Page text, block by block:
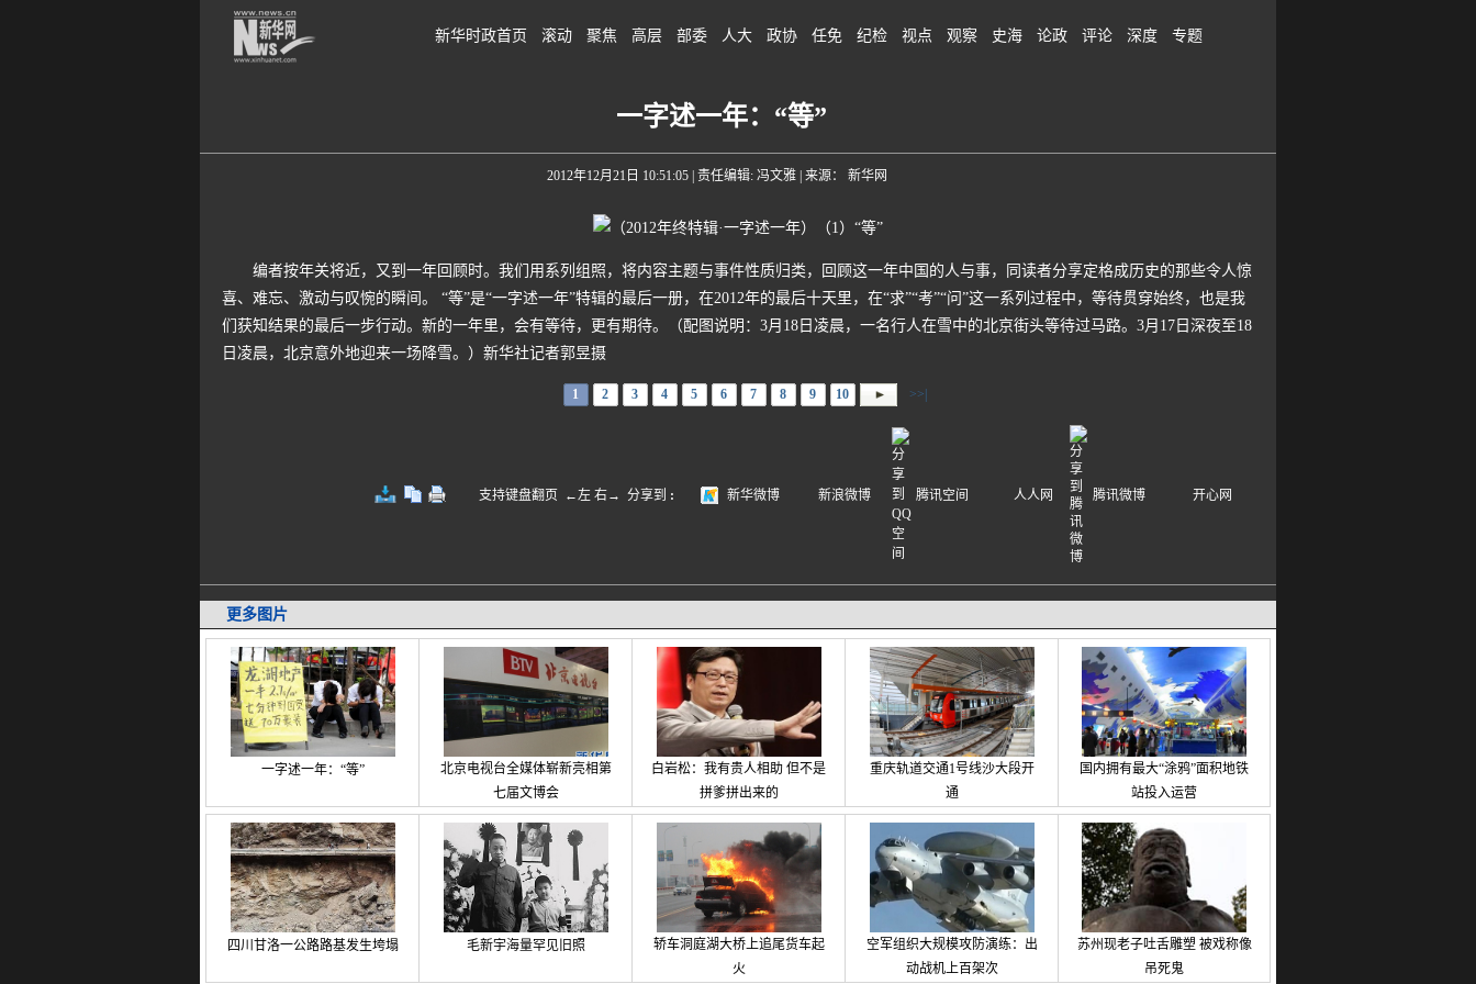
新华时政首页 滚动 聚焦 高层 部委 人大 政协 任免 纪检 视点 观察 史海 论政 评论 深度 专题
一字述一年：“等”
2012年12月21日 10:51:05| 责任编辑: 冯文雅 | 来源： 新华网
编者按年关将近，又到一年回顾时。我们用系列组照，将内容主题与事件性质归类，回顾这一年中国的人与事，同读者分享定格成历史的那些令人惊
喜、难忘、激动与叹惋的瞬间。 “等”是“一字述一年”特辑的最后一册，在2012年的最后十天里，在“求”“考”“问”这一系列过程中，等待贯穿始终，也是我
们获知结果的最后一步行动。新的一年里，会有等待，更有期待。（配图说明：3月18日凌晨，一名行人在雪中的北京街头等待过马路。3月17日深夜至18
日凌晨，北京意外地迎来一场降雪。）新华社记者郭昱摄
1 2 3 4 5 6 7 8 9 10 >>|
支持键盘翻页 ←左 右→ 分享到 : 新华微博 新浪微博 腾讯空间 人人网 腾讯微博 开心网
更多图片
一字述一年：“等”
北京电视台全媒体崭新亮相第
七届文博会
白岩松：我有贵人相助 但不是
拼爹拼出来的
重庆轨道交通1号线沙大段开
通
国内拥有最大“涂鸦”面积地铁
站投入运营
四川甘洛一公路路基发生垮塌 毛新宇海量罕见旧照
轿车洞庭湖大桥上追尾货车起
火
空军组织大规模攻防演练：出
动战机上百架次
苏州现老子吐舌雕塑 被戏称像
吊死鬼